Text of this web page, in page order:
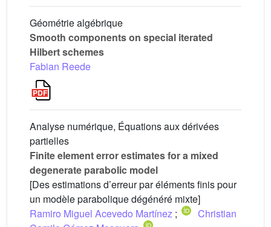
Géométrie algébrique
Smooth components on special iterated
Hilbert schemes
Fabian Reede
Analyse numérique, Équations aux dérivées
partielles
Finite element error estimates for a mixed
degenerate parabolic model
[Des estimations d’erreur par éléments finis pour
un modèle parabolique dégénéré mixte]
Ramiro Miguel Acevedo Martínez ;
Christian